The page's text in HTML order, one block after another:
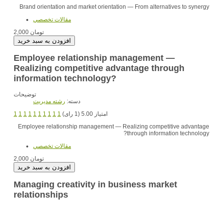
Brand orientation and market orientation — From alternatives to synergy
مقالات تخصصي
2,000 تومان
Employee relationship management —
Realizing competitive advantage through
information technology?
توضیحات
دسته: رشته مديريت
1 1 1 1 1 1 1 1 1 1
امتیاز 5.00 (1 رای)
Employee relationship management — Realizing competitive advantage
through information technology?
مقالات تخصصي
2,000 تومان
Managing creativity in business market
relationships